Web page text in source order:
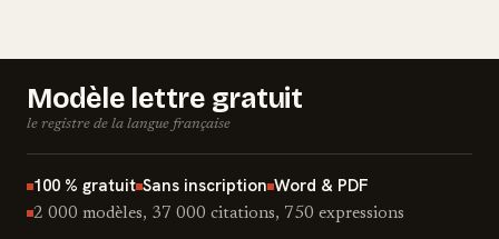
Modèle lettre gratuit
le registre de la langue française
100 % gratuit Sans inscription Word & PDF
2 000 modèles, 37 000 citations, 750 expressions